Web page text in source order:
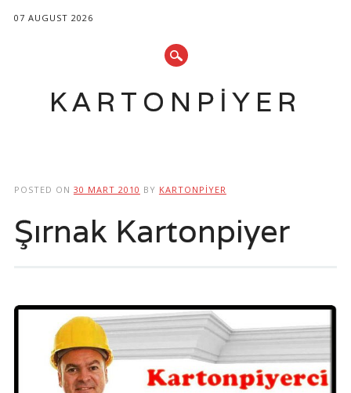
07 AUGUST 2026
KARTONPIYER
POSTED ON 30 MART 2010 BY KARTONPIYER
Şırnak Kartonpiyer